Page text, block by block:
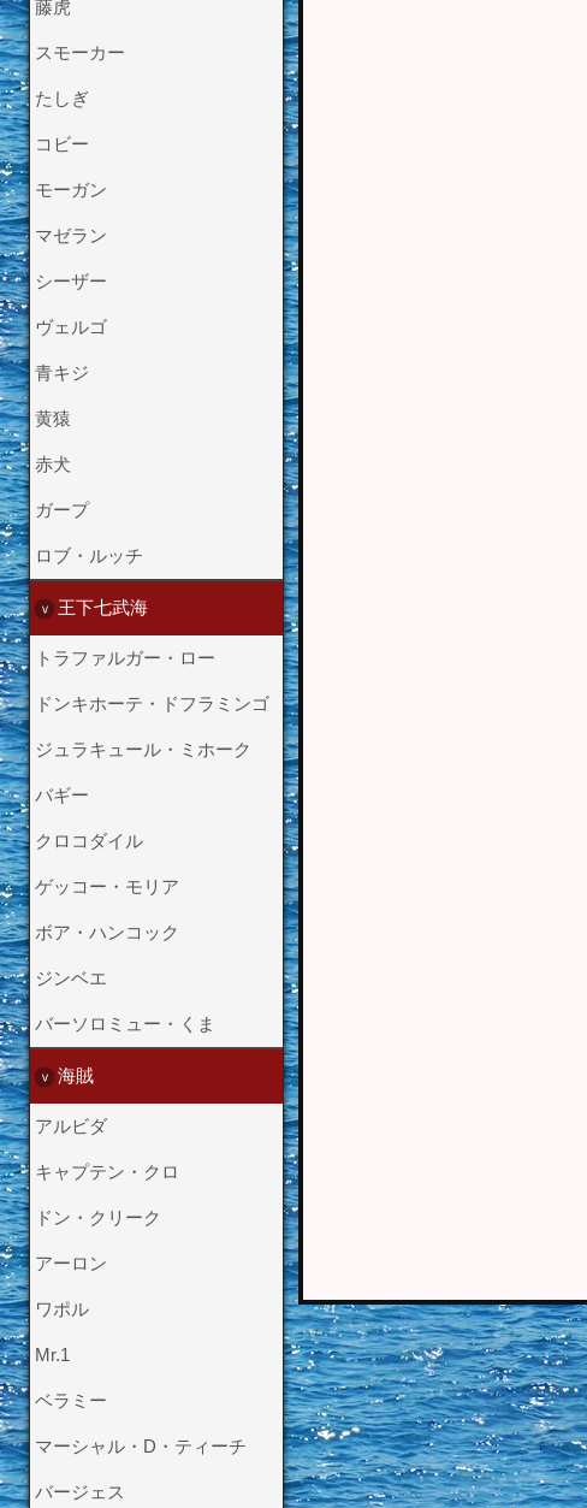
藤虎
スモーカー
たしぎ
コビー
モーガン
マゼラン
シーザー
ヴェルゴ
青キジ
黄猿
赤犬
ガープ
ロブ・ルッチ
王下七武海
トラファルガー・ロー
ドンキホーテ・ドフラミンゴ
ジュラキュール・ミホーク
バギー
クロコダイル
ゲッコー・モリア
ボア・ハンコック
ジンベエ
バーソロミュー・くま
海賊
アルビダ
キャプテン・クロ
ドン・クリーク
アーロン
ワポル
Mr.1
ベラミー
マーシャル・D・ティーチ
バージェス